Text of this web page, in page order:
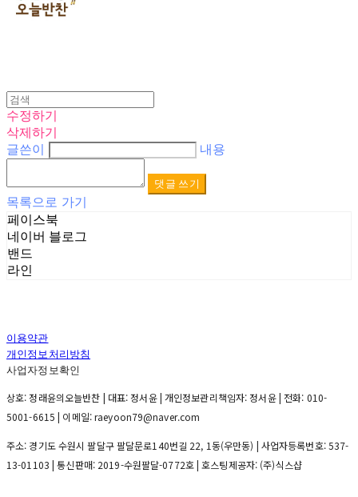
수정하기
삭제하기
글쓴이
내용
댓글 쓰기
목록으로 가기
페이스북
네이버 블로그
밴드
라인
이용약관
개인정보처리방침
사업자정보확인
상호: 정래윤의오늘반찬 | 대표: 정서윤 | 개인정보관리책임자: 정서윤 | 전화: 010-
5001-6615 | 이메일: raeyoon79@naver.com
주소: 경기도 수원시 팔달구 팔달문로140번길 22, 1동(우만동) | 사업자등록번호:537-
13-01103 | 통신판매: 2019-수원팔달-0772호| 호스팅제공자: (주)식스샵